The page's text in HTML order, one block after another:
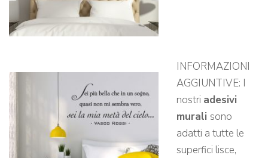
INFORMAZIONI
AGGIUNTIVE: I
nostri adesivi
murali sono
adatti a tutte le
superfici lisce,